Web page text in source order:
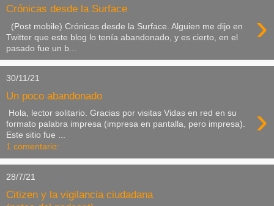
Crónicas desde la Surface ›
(Post mobile) Crónicas desde la Surface. Alguien me dijo en
Twitter que este blog lo tenía abandonado, y es cierto, en el
pasado fue un b...
30/11/21
Un poco abandonado
›
Hola, lector solitario. Gracias por visitas Vidas en red en su
formato palabra impresa (impresa en pantalla, pero impresa).
Este sitio fue ...
1 comentario:
28/7/21
Citizen y la vigilancia ciudadana